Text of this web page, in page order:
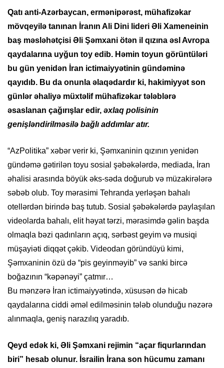
Qatı anti-Azərbaycan, ermənipərəst, mühafizəkar
mövqeyilə tanınan İranın Ali Dini lideri Əli Xameneinin
baş məsləhətçisi Əli Şəmxani ötən il qızına əsl Avropa
qaydalarına uyğun toy edib. Həmin toyun görüntüləri
bu gün yenidən İran ictimaiyyətinin gündəminə
qayıdıb. Bu da onunla əlaqədardır ki, hakimiyyət son
günlər əhaliyə müxtəlif mühafizəkar tələblərə
əsaslanan çağırışlar edir, əxlaq polisinin
genişləndirilməsilə bağlı addımlar atır.
“AzPolitika” xəbər verir ki, Şəmxaninin qızının yenidən
gündəmə gətirilən toyu sosial şəbəkələrdə, mediada, İran
əhalisi arasında böyük əks-səda doğurub və müzakirələrə
səbəb olub. Toy mərasimi Tehranda yerləşən bahalı
otellərdən birində baş tutub. Sosial şəbəkələrdə paylaşılan
videolarda bahalı, elit həyat tərzi, mərasimdə gəlin başda
olmaqla bəzi qadınların açıq, sərbəst geyim və musiqi
müşayiəti diqqət çəkib. Videodan göründüyü kimi,
Şəmxaninin özü də “pis geyinməyib” və sanki bircə
boğazının “kəpənəyi” çatmır…
Bu mənzərə İran ictimaiyyətində, xüsusən də hicab
qaydalarına ciddi əməl edilməsinin tələb olunduğu nəzərə
alınmaqla, geniş narazılıq yaradıb.
Qeyd edək ki, Əli Şəmxani rejimin “açar fiqurlarından
biri” hesab olunur. İsrailin İrana son hücumu zamanı